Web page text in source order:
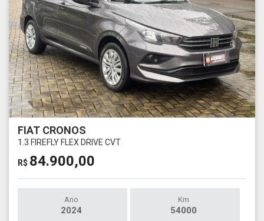
FIAT CRONOS
1.3 FIREFLY FLEX DRIVE CVT
R$ 84.900,00
Ano
2024
Km
54000